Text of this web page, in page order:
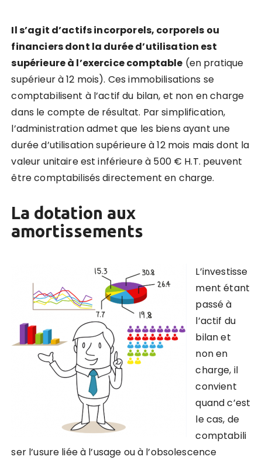
Il s’agit d’actifs incorporels, corporels ou
financiers dont la durée d’utilisation est
supérieure à l’exercice comptable (en pratique
supérieur à 12 mois). Ces immobilisations se
comptabilisent à l’actif du bilan, et non en charge
dans le compte de résultat. Par simplification,
l’administration admet que les biens ayant une
durée d’utilisation supérieure à 12 mois mais dont la
valeur unitaire est inférieure à 500 € H.T. peuvent
être comptabilisés directement en charge.
La dotation aux
amortissements
L’investisse
ment étant
passé à
l’actif du
bilan et
non en
charge, il
convient
quand c’est
le cas, de
comptabili
ser l’usure liée à l’usage ou à l’obsolescence